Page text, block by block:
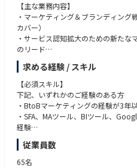
【主な業務内容】
・新規開拓営業
・既存顧客フォローアップ営業
・個別PJ推進のための顧客、社内各
民間・自治体チームの営業を横断的
推進を担っていただきます。
【社風・環境】
当社では、フルリモート制度を導入
ジェクトに参画することが出来るた
ます。プロジェクトによっては転居
すが、ご事情を最大限考慮させてい
れる風通しのよい風土が整っておりま
【主な業務内容】
・マーケティング＆ブランディング
カバー）
・サービス認知拡大のための新た
のリード
・抽象的な課題に粘り強く取りくみ
・事業やサービスへの理解があり、
達成する
・KGI/KPI設計と運用
・各マーケティング施策の進捗管理
・営業部門と連携し市場へのリーチ
・顧客のフィードバック分析
・既存事業や新規事業立ち上げにマ
・PdMと連携し、プロダクトのUI/UX
求める経験 / スキル
【必須スキル】
下記、いずれかのご経験のある方
・BtoBマーケティングの経験が3年
・SFA、MAツール、BIツール、
経験
・イベント、コンテンツ、デジタル
ング戦略経験
従業員数
65名